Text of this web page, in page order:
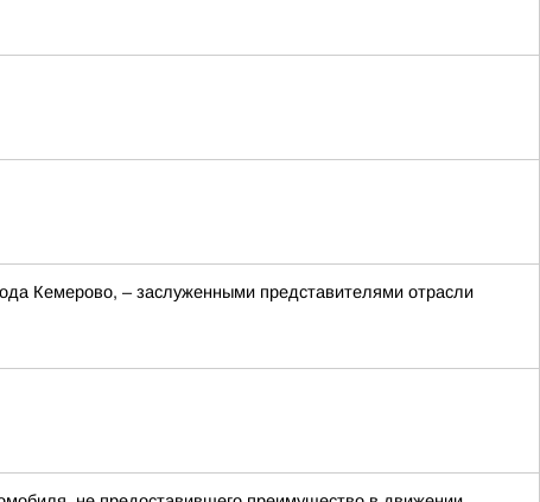
Кемерово, – заслуженными представителями отрасли